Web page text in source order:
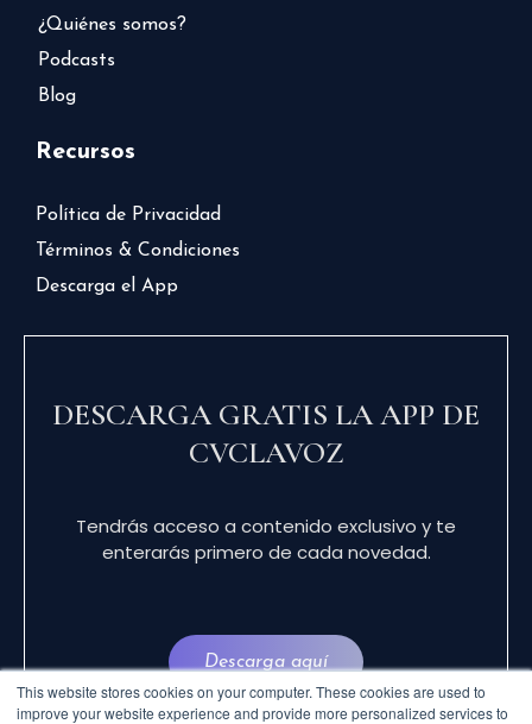
This website stores cookies on your computer. These cookies are used to
improve your website experience and provide more personalized services to
¿Quiénes somos?
Podcasts
Blog
Recursos
Política de Privacidad
Términos & Condiciones
Descarga el App
DESCARGA GRATIS LA APP DE
CVCLAVOZ
Tendrás acceso a contenido exclusivo y te
enterarás primero de cada novedad.
Descarga aquí